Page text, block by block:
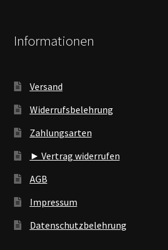
Informationen
Versand
Widerrufsbelehrung
Zahlungsarten
► Vertrag widerrufen
AGB
Impressum
Datenschutzbelehrung